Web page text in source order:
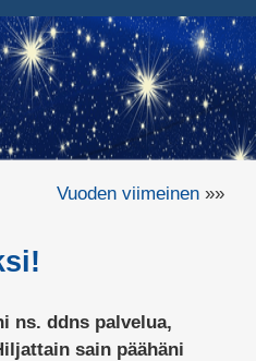
Vuoden viimeinen»»
ns. ddns palvelua,
sain päähäni